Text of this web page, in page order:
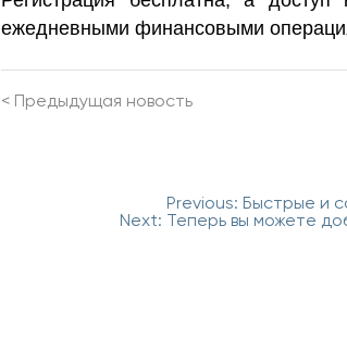
ежедневными финансовыми
< Предыдущая новость
Previous: Быстрые и
Next:
Теперь вы можете